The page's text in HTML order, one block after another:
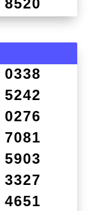
8520
0338
5242
0276
7081
5903
3327
4651